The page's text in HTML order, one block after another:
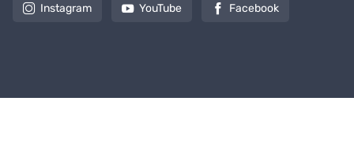
Instagram YouTube Facebook